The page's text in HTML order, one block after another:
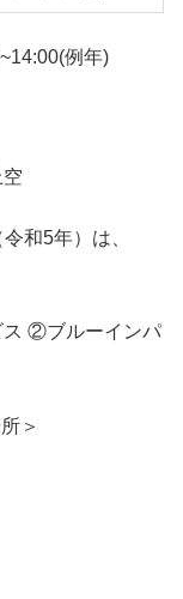
例年)
和5年）は、
②ブルーインパ
＞